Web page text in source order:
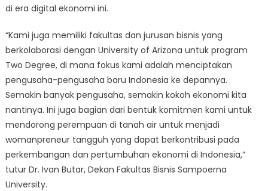
di era digital ekonomi ini.
“Kami juga memiliki fakultas dan jurusan bisnis yang
berkolaborasi dengan University of Arizona untuk program
Two Degree, di mana fokus kami adalah menciptakan
pengusaha-pengusaha baru Indonesia ke depannya.
Semakin banyak pengusaha, semakin kokoh ekonomi kita
nantinya. Ini juga bagian dari bentuk komitmen kami untuk
mendorong perempuan di tanah air untuk menjadi
womanpreneur tangguh yang dapat berkontribusi pada
perkembangan dan pertumbuhan ekonomi di Indonesia,”
tutur Dr. Ivan Butar, Dekan Fakultas Bisnis Sampoerna
University.